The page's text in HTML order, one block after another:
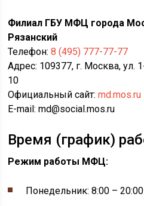
Филиал ГБУ МФЦ города
Рязанский
Телефон:8 (495) 777-77-77
Адрес: 109377, г. Москва, ул.
10
Официальный сайт:md.mos.ru
E-mail: md@social.mos.ru
Время (график)
Режим работы МФЦ:
Понедельник: 8:00 – 20:00